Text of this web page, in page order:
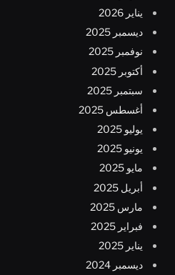
يناير 2026
ديسمبر 2025
نوفمبر 2025
أكتوبر 2025
سبتمبر 2025
أغسطس 2025
يوليو 2025
يونيو 2025
مايو 2025
أبريل 2025
مارس 2025
فبراير 2025
يناير 2025
ديسمبر 2024